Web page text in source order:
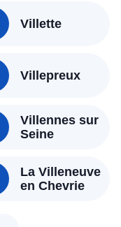
Villette
Villepreux
Villennes sur
Seine
La Villeneuve
en Chevrie